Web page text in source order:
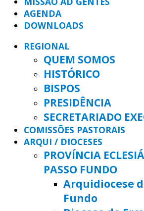
AGENDA
DOWNLOADS
REGIONAL
QUEM SOMOS
HISTÓRICO
BISPOS
PRESIDÊNCIA
SECRETARIADO
COMISSÕES PASTORAIS
ARQUI / DIOCESES
PROVÍNCIA
PASSO FUNDO
Arquidiocese
Fundo